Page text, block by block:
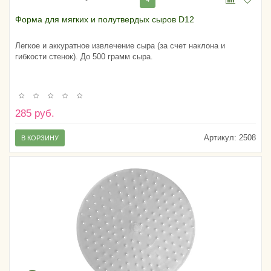
Форма для мягких и полутвердых сыров D12
Легкое и аккуратное извлечение сыра (за счет наклона и
гибкости стенок). До 500 грамм сыра.
285 руб.
Артикул: 2508
В КОРЗИНУ